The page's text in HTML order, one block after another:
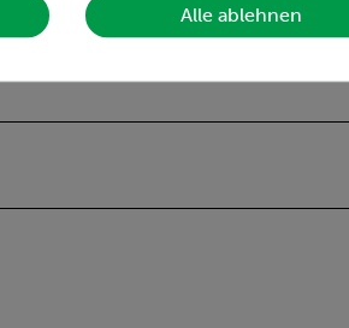
/ Batterie: 9 V Lithium
Alle ablehnen